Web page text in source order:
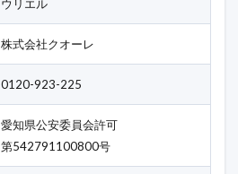
ウリエル
株式会社クオーレ
0120-923-225
愛知県公安委員会許可
第542791100800号